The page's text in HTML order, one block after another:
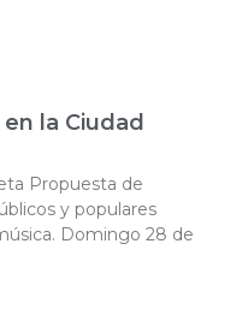
la Ciudad
Propuesta de
y populares
Domingo 28 de